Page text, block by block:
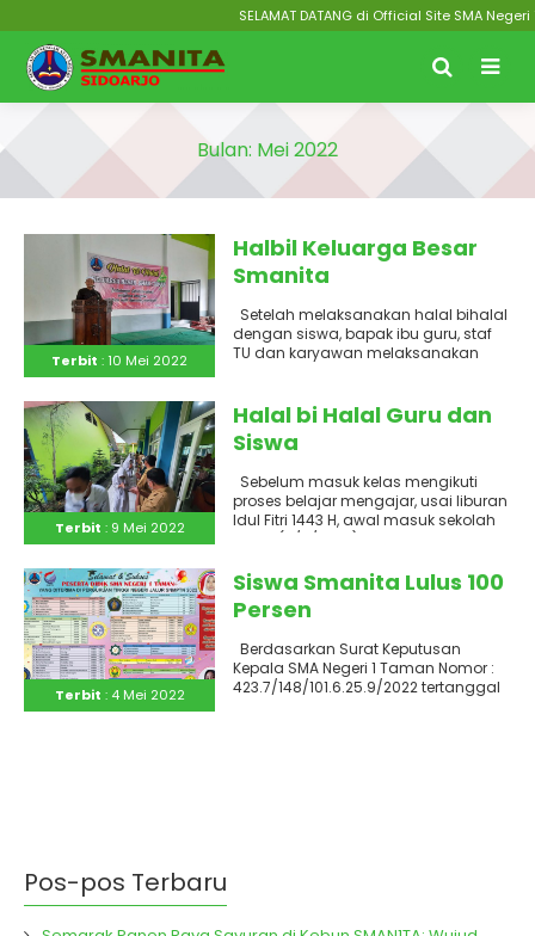
SELAMAT DATANG di Official Site SMA Negeri
Bulan: Mei 2022
Terbit : 10 Mei 2022
Halbil Keluarga Besar
Smanita
Setelah melaksanakan halal bihalal
dengan siswa, bapak ibu guru, staf
TU dan karyawan melaksanakan
Terbit : 9 Mei 2022
Halal bi Halal Guru dan
Siswa
Sebelum masuk kelas mengikuti
proses belajar mengajar, usai liburan
Idul Fitri 1443 H, awal masuk sekolah
pada (9/5/2022) pagi..
Terbit : 4 Mei 2022
Siswa Smanita Lulus 100
Persen
Berdasarkan Surat Keputusan
Kepala SMA Negeri 1 Taman Nomor :
423.7/148/101.6.25.9/2022 tertanggal
Pos-pos Terbaru